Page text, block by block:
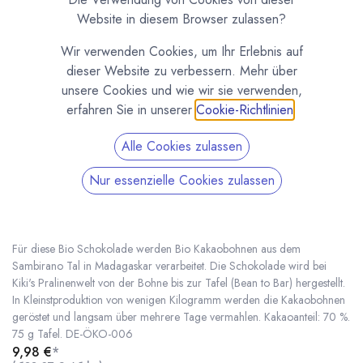
Bio Sambirano 70 % Kiki's Bean to Bar
Für diese Bio Schokolade werden Bio Kakaobohnen aus dem
Sambirano Tal in Madagaskar verarbeitet. Die Schokolade wird bei
Kiki's Pralinenwelt von der Bohne bis zur Tafel (Bean to Bar) hergestellt.
In Kleinstproduktion von wenigen Kilogramm werden die Kakaobohnen
geröstet und langsam über mehrere Tage vermahlen. Kakaoanteil: 70 %.
75 g Tafel. DE-ÖKO-006
9,98 €*
Website in diesem Browser zulassen?
Wir verwenden Cookies, um Ihr Erlebnis auf
dieser Website zu verbessern. Mehr über
unsere Cookies und wie wir sie verwenden,
erfahren Sie in unserer Cookie-Richtlinien
Alle Cookies zulassen
Nur essenzielle Cookies zulassen